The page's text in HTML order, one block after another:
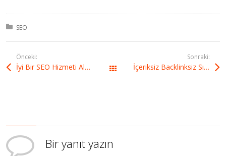
Kategori:
SEO
Önceki:
İyi Bir SEO Hizmeti Almak İsteyenler İçin Önemli Tavsiyeler Tüm yazılar
Sonraki:
İçeriksiz Backlinksiz Sıralama Yükseltme Taktikleri
Bir yanıt yazın